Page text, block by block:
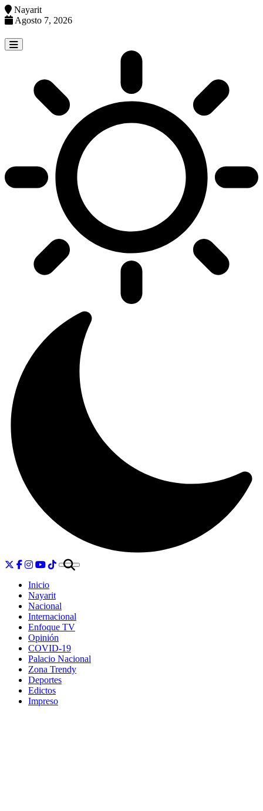
Nayarit
Agosto 7, 2026
to
content
Inicio
Nayarit
Nacional
Internacional
Enfoque TV
Opinión
COVID-19
Palacio Nacional
Zona Trendy
Deportes
Edictos
Impreso